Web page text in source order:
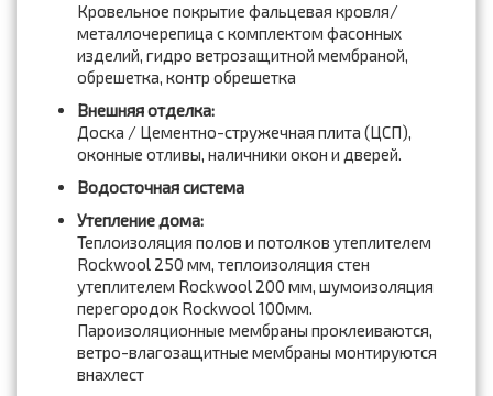
Кровельное покрытие фальцевая кровля/
металлочерепица с комплектом фасонных
изделий, гидро ветрозащитной мембраной,
обрешетка, контр обрешетка
Внешняя отделка:
Доска / Цементно-стружечная плита (ЦСП),
оконные отливы, наличники окон и дверей.
Водосточная система
Утепление дома:
Теплоизоляция полов и потолков утеплителем
Rockwool 250 мм, теплоизоляция стен
утеплителем Rockwool 200 мм, шумоизоляция
перегородок Rockwool 100мм.
Пароизоляционные мембраны проклеиваются,
ветро-влагозащитные мембраны монтируются
внахлест